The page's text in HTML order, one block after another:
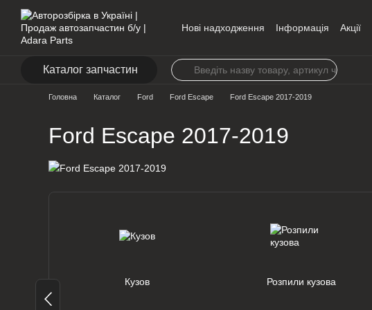
Перейти до основного контенту
Нові надходження
Інформація Акції
Каталог запчастин
Головна Каталог Ford Ford Escape Ford Escape 2017-2019
Ford Escape 2017-2019
Кузов Розпили кузова